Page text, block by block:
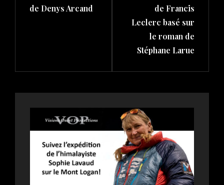
de Denys Arcand
de Francis
Leclerc basé sur
le roman de
Stéphane Larue